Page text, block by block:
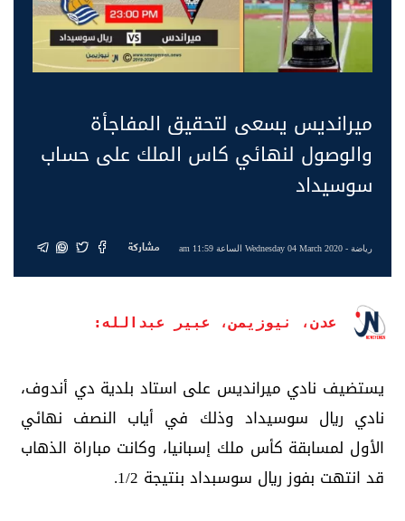
ميرانديس يسعى لتحقيق المفاجأة
والوصول لنهائي كاس الملك على حساب
سوسيداد
رياضة- Wednesday 04 March 2020 الساعة 11:59 am مشاركة
عدن، نيوزيمن، عبير عبدالله:
يستضيف نادي ميرانديس على استاد بلدية دي أندوف،
نادي ريال سوسيداد وذلك في أياب النصف نهائي
الأول لمسابقة كأس ملك إسبانيا، وكانت مباراة الذهاب
قد انتهت بفوز ريال سوسبداد بنتيجة 1/2.